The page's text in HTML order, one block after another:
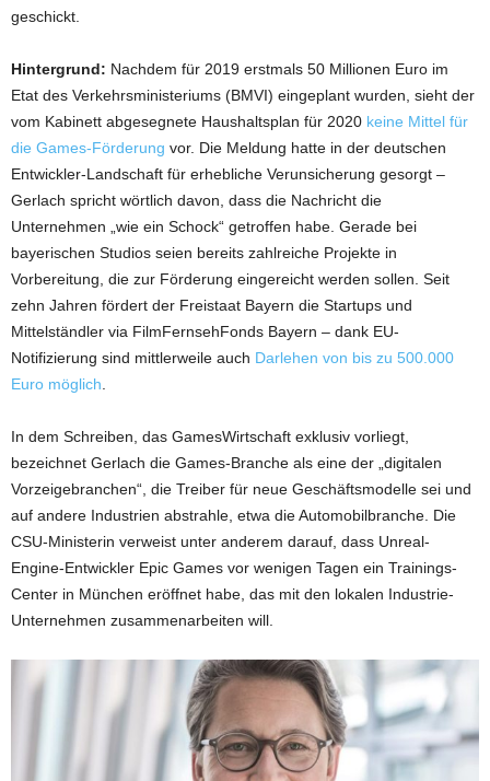
geschickt.
Hintergrund: Nachdem für 2019 erstmals 50 Millionen Euro im
Etat des Verkehrsministeriums (BMVI) eingeplant wurden, sieht der
vom Kabinett abgesegnete Haushaltsplan für 2020 keine Mittel für
die Games-Förderung vor. Die Meldung hatte in der deutschen
Entwickler-Landschaft für erhebliche Verunsicherung gesorgt –
Gerlach spricht wörtlich davon, dass die Nachricht die
Unternehmen „wie ein Schock“ getroffen habe. Gerade bei
bayerischen Studios seien bereits zahlreiche Projekte in
Vorbereitung, die zur Förderung eingereicht werden sollen. Seit
zehn Jahren fördert der Freistaat Bayern die Startups und
Mittelständler via FilmFernsehFonds Bayern – dank EU-
Notifizierung sind mittlerweile auch Darlehen von bis zu 500.000
Euro möglich
In dem Schreiben, das GamesWirtschaft exklusiv vorliegt,
bezeichnet Gerlach die Games-Branche als eine der „digitalen
Vorzeigebranchen“, die Treiber für neue Geschäftsmodelle sei und
auf andere Industrien abstrahle, etwa die Automobilbranche. Die
CSU-Ministerin verweist unter anderem darauf, dass Unreal-
Engine-Entwickler Epic Games vor wenigen Tagen ein Trainings-
Center in München eröffnet habe, das mit den lokalen Industrie-
Unternehmen zusammenarbeiten will.